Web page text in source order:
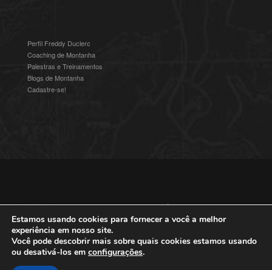
Perfil Freddy Duclerc
Coaching de Montanha
Palestras e Treinamentos
Blogs de Montanha
Cadastre-se!
© 2016-2025 Freddy Duclerc - Expedições na Ámerica do Sul.
Devenvolvido porStudioz4 | Política de Privacidade
Estamos usando cookies para fornecer a você a melhor
experiência em nosso site.
Você pode descobrir mais sobre quais cookies estamos usando
ou desativá-los em configurações.